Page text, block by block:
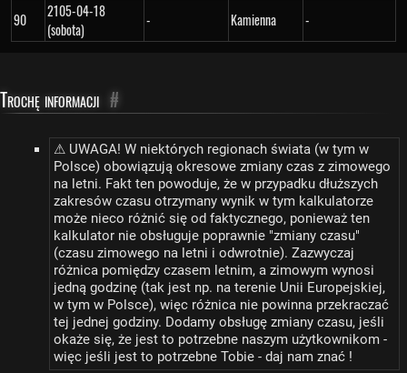
90
2105-04-18
(sobota)
- Kamienna -
Trochę informacji #
⚠ UWAGA! W niektórych regionach świata (w tym w
Polsce) obowiązują okresowe zmiany czas z zimowego
na letni. Fakt ten powoduje, że w przypadku dłuższych
zakresów czasu otrzymany wynik w tym kalkulatorze
może nieco różnić się od faktycznego, ponieważ ten
kalkulator nie obsługuje poprawnie "zmiany czasu"
(czasu zimowego na letni i odwrotnie). Zazwyczaj
różnica pomiędzy czasem letnim, a zimowym wynosi
jedną godzinę (tak jest np. na terenie Unii Europejskiej,
w tym w Polsce), więc różnica nie powinna przekraczać
tej jednej godziny. Dodamy obsługę zmiany czasu, jeśli
okaże się, że jest to potrzebne naszym użytkownikom -
więc jeśli jest to potrzebne Tobie - daj nam znać !